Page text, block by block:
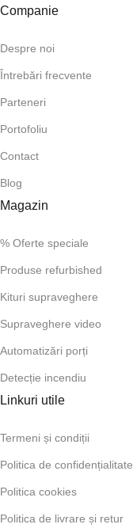
Companie
Despre noi
Întrebări frecvente
Parteneri
Portofoliu
Contact
Blog
Magazin
% Oferte speciale
Produse refurbished
Kituri supraveghere
Supraveghere video
Automatizări porți
Detecție incendiu
Linkuri utile
Termeni și condiții
Politica de confidențialitate
Politica cookies
Politica de livrare și retur